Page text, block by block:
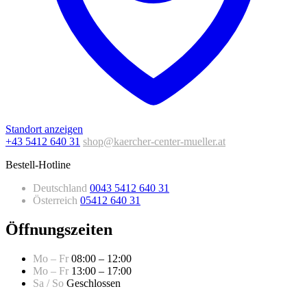
Standort anzeigen
+43 5412 640 31 shop@kaercher-center-mueller.at
Bestell-Hotline
Deutschland 0043 5412 640 31
Österreich 05412 640 31
Öffnungszeiten
Mo – Fr 08:00 – 12:00
Mo – Fr 13:00 – 17:00
Sa / So Geschlossen